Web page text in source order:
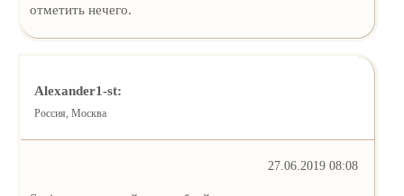
отметить нечего.
Alexander1-st:
Россия, Москва
27.06.2019 08:08